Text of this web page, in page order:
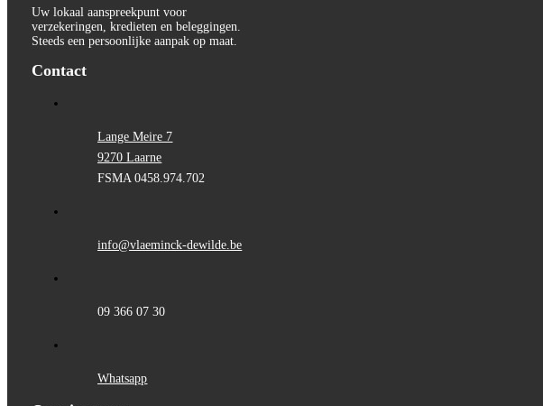
Uw lokaal aanspreekpunt voor
verzekeringen, kredieten en beleggingen.
Steeds een persoonlijke aanpak op maat.
Contact
Lange Meire 7
9270 Laarne
FSMA 0458.974.702
info@vlaeminck-dewilde.be
09 366 07 30
Whatsapp